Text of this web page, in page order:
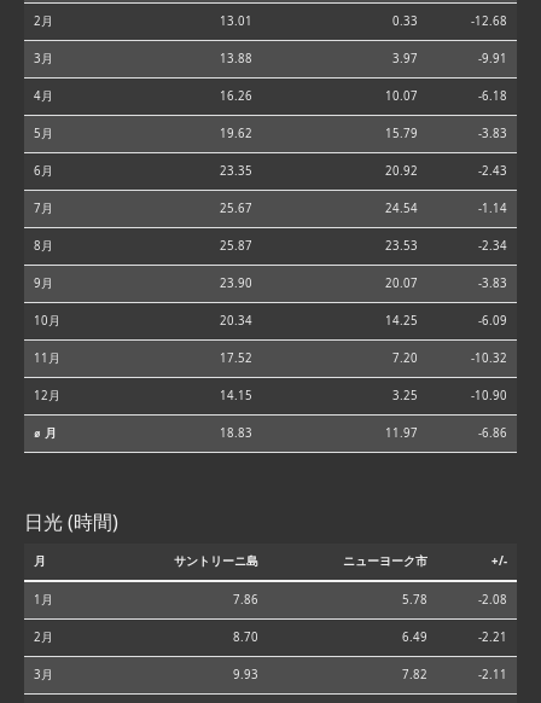
2月 13.01 0.33 -12.68
3月 13.88 3.97 -9.91
4月 16.26 10.07 -6.18
5月 19.62 15.79 -3.83
6月 23.35 20.92 -2.43
7月 25.67 24.54 -1.14
8月 25.87 23.53 -2.34
9月 23.90 20.07 -3.83
10月 20.34 14.25 -6.09
11月 17.52 7.20 -10.32
12月 14.15 3.25 -10.90
⌀ 月 18.83 11.97 -6.86
日光 (時間)
月 サントリーニ島 ニューヨーク市 +/-
1月 7.86 5.78 -2.08
2月 8.70 6.49 -2.21
3月 9.93 7.82 -2.11